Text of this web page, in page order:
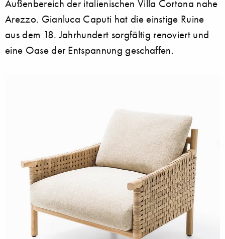
Außenbereich der italienischen Villa Cortona nahe
Arezzo. Gianluca Caputi hat die einstige Ruine
aus dem 18. Jahrhundert sorgfältig renoviert und
eine Oase der Entspannung geschaffen.